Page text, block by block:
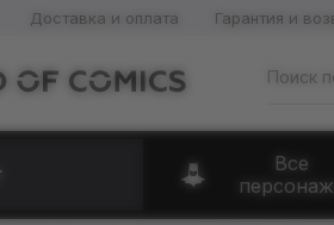
Доставка и оплата Гарантия и
Все